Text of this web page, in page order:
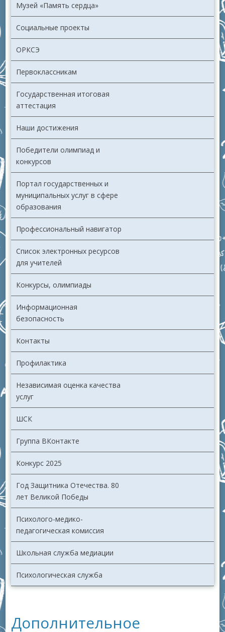
Музей «Память сердца»
Социальные проекты
ОРКСЭ
Первоклассникам
Государственная итоговая
аттестация
Наши достижения
Победители олимпиад и
конкурсов
Портал государственных и
муниципальных услуг в сфере
образования
Профессиональный навигатор
Список электронных ресурсов
для учителей
Конкурсы, олимпиады
Информационная
безопасность
Контакты
Профилактика
Независимая оценка качества
услуг
ШСК
Группа ВКонтакте
Конкурс 2025
Год Защитника Отечества. 80
лет Великой Победы
Психолого-медико-
педагогическая комиссия
Школьная служба медиации
Психологическая служба
Дополнительное